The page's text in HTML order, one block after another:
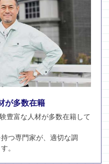
が多数在籍
豊富な人材が多数在籍して
つ専門家が、適切な調
。